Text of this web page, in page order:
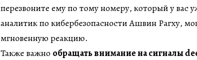
перезвоните ему по тому номеру, который у вас
аналитик по кибербезопасности Ашвин Рагху,
мгновенную реакцию.
Также важно обращать внимание на сигналы